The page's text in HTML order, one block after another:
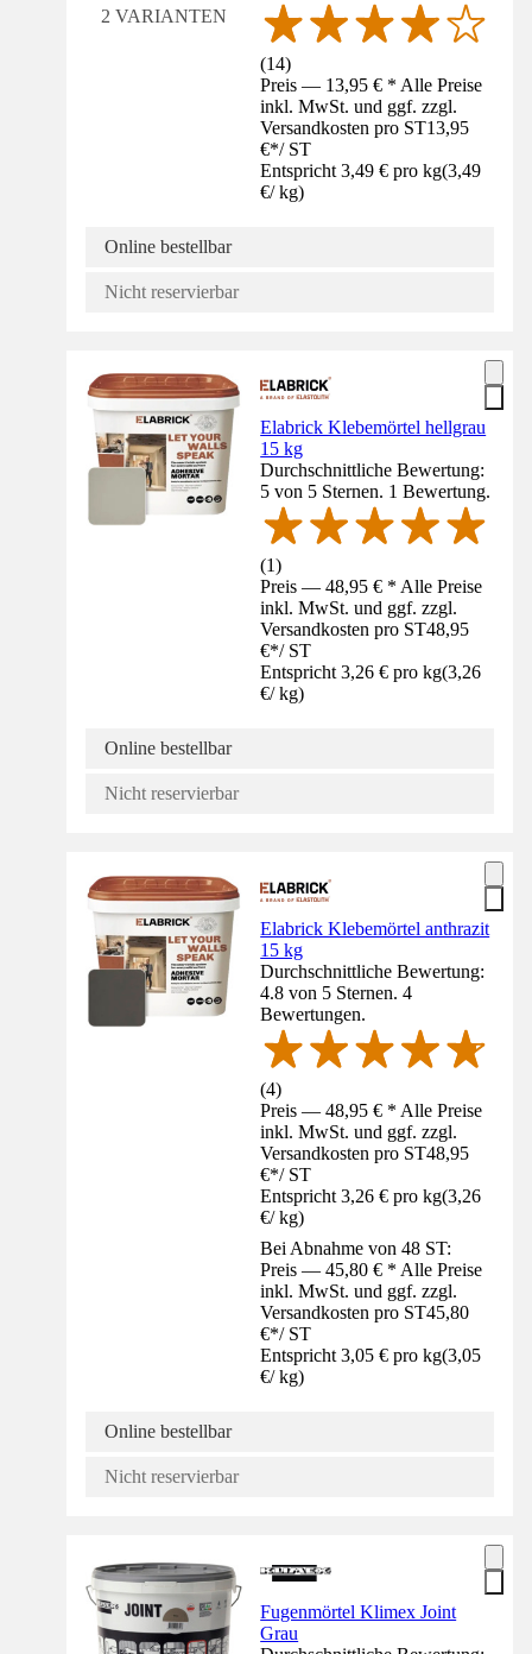
2 VARIANTEN
(14)
Preis — 13,95 € * Alle Preise
inkl. MwSt. und ggf. zzgl.
Versandkosten pro ST13,95
€*/ ST
Entspricht 3,49 € pro kg(3,49
€/ kg)
Online bestellbar
Nicht reservierbar
Elabrick Klebemörtel hellgrau
15 kg
Durchschnittliche Bewertung:
5 von 5 Sternen. 1 Bewertung.
(1)
Preis — 48,95 € * Alle Preise
inkl. MwSt. und ggf. zzgl.
Versandkosten pro ST48,95
€*/ ST
Entspricht 3,26 € pro kg(3,26
€/ kg)
Online bestellbar
Nicht reservierbar
Elabrick Klebemörtel anthrazit
15 kg
Durchschnittliche Bewertung:
4.8 von 5 Sternen. 4
Bewertungen.
(4)
Preis — 48,95 € * Alle Preise
inkl. MwSt. und ggf. zzgl.
Versandkosten pro ST48,95
€*/ ST
Entspricht 3,26 € pro kg(3,26
€/ kg)
Bei Abnahme von 48 ST:
Preis — 45,80 € * Alle Preise
inkl. MwSt. und ggf. zzgl.
Versandkosten pro ST45,80
€*/ ST
Entspricht 3,05 € pro kg(3,05
€/ kg)
Online bestellbar
Nicht reservierbar
Fugenmörtel Klimex Joint
Grau